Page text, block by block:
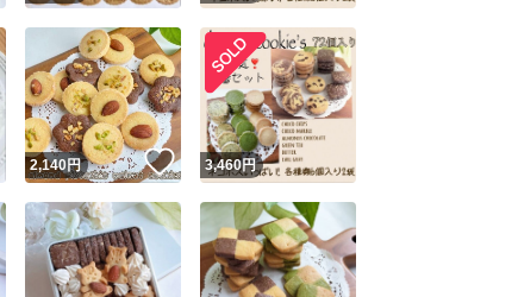
いいね！
2,140円 いいね！
3,460円